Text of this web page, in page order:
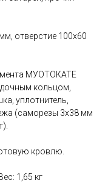
отверстие 100х60
МУОТОКАТЕ
кольцом,
уплотнитель,
(саморезы 3х38 мм
кровлю.
1,65 кг